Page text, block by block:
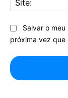
Salvar o
próxima vez que